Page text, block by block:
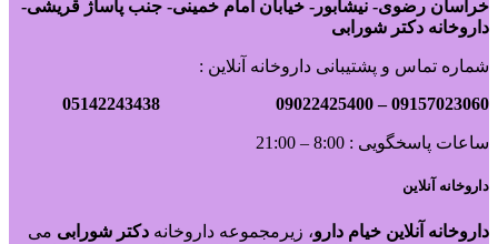
خراسان رضوی- نیشابور- خیابان امام خمینی- جنب پاساژ قریشی-
داروخانه دکتر شورابی
شماره تماس و پشتیبانی داروخانه آنلاین :
09157023060 –
09022425400 05142243438
ساعات پاسخگویی : 8:00 – 21:00
داروخانه آنلاین
داروخانه آنلاین خیام دارو، زیرمجموعه داروخانه دکتر شورابی می